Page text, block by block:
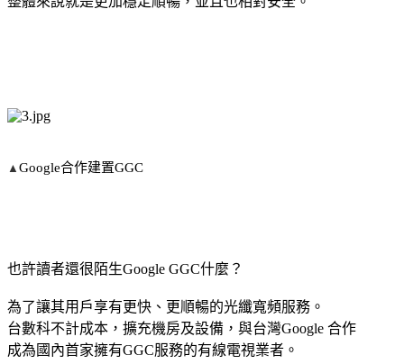
▲ Google合作建置GGC
也許讀者還很陌生Google GGC什麼？
為了讓其用戶享有更快、更順暢的光纖寬頻服務。
台數科不計成本，擴充機房及設備，與台灣Google 合作
成為國內首家擁有GGC服務的有線電視業者。